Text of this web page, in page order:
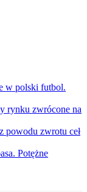
w polski futbol.
rynku zwrócone na
powodu zwrotu ceł
Potężne